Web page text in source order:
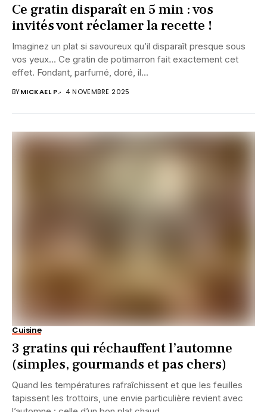
Ce gratin disparaît en 5 min : vos
invités vont réclamer la recette !
Imaginez un plat si savoureux qu’il disparaît presque sous
vos yeux… Ce gratin de potimarron fait exactement cet
effet. Fondant, parfumé, doré, il...
BYMICKAEL P. 4 NOVEMBRE 2025
Cuisine
3 gratins qui réchauffent l’automne
(simples, gourmands et pas chers)
Quand les températures rafraîchissent et que les feuilles
tapissent les trottoirs, une envie particulière revient avec